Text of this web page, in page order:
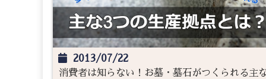
2013/07/22
消費者は知らない！お墓・墓石がつくられる主